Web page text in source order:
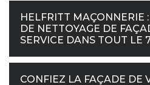
HELFRITT MAÇONNERIE
DE NETTOYAGE DE
SERVICE DANS TOUT LE
CONFIEZ LA FAÇADE DE